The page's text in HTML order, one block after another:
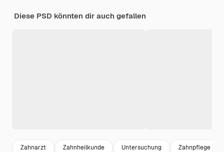
Diese PSD könnten dir auch gefallen
Zahnarzt Zahnheilkunde Untersuchung Zahnpflege